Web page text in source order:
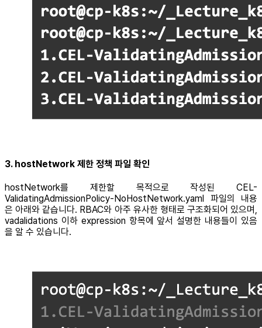
3. hostNetwork 제한 정책 파일 확인
hostNetwork를 제한할 목적으로 작성된 CEL-
ValidatingAdmissionPolicy-NoHostNetwork.yaml 파일의 내용
은 아래와 같습니다. RBAC와 아주 유사한 형태로 구조화되어 있으며,
vadalidations 이하 expression 항목에 앞서 설명한 내용들이 있음
을 알 수 있습니다.